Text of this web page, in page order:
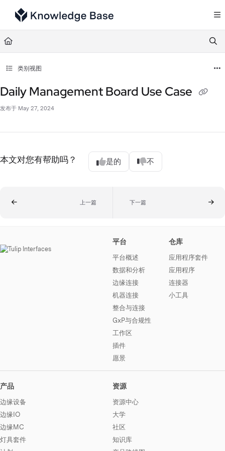
Documentation Index
Fetch the complete documentation index at:
Use this file to discover all available pages before exploring further.
类别视图
Daily Management Board Use Case
发布于 May 27, 2024
本文对您有帮助吗？ 是的 不
上一篇 下一篇
平台
平台概述
数据和分析
边缘连接
机器连接
整合与连接
GxP与合规性
工作区
插件
愿景
仓库
应用程序套件
应用程序
连接器
小工具
产品
边缘设备
边缘IO
边缘MC
灯具套件
资源
资源中心
大学
社区
知识库